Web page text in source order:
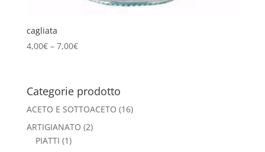
cagliata
4,00€– 7,00€
Categorie prodotto
ACETO E SOTTOACETO (16)
ARTIGIANATO (2)
PIATTI (1)